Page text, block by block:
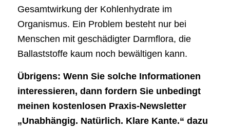
Gesamtwirkung der Kohlenhydrate im
Organismus. Ein Problem besteht nur bei
Menschen mit geschädigter Darmflora, die
Ballaststoffe kaum noch bewältigen kann.
Übrigens: Wenn Sie solche Informationen
interessieren, dann fordern Sie unbedingt
meinen kostenlosen Praxis-Newsletter
„Unabhängig. Natürlich. Klare Kante.“ dazu